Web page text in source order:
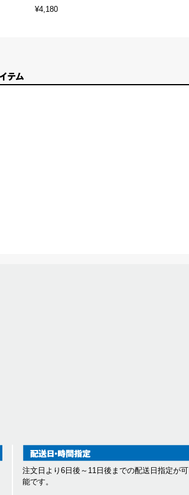
¥4,180
注文日より6日後～11日後までの配送日指定が可
能です。